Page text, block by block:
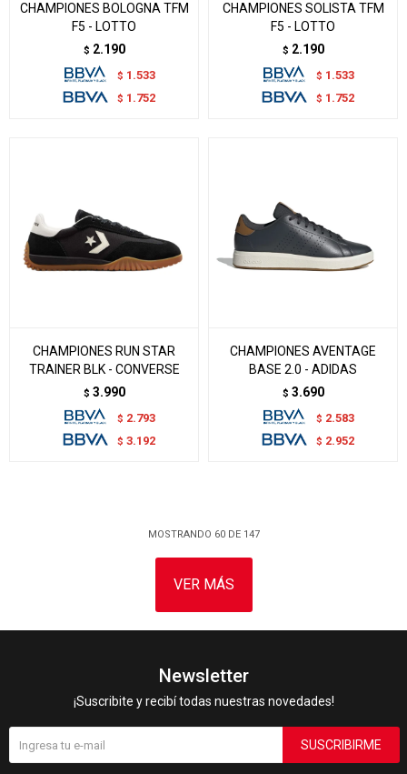
CHAMPIONES BOLOGNA TFM
F5 - LOTTO
$ 2.190
$ 1.533
$ 1.752
CHAMPIONES SOLISTA TFM
F5 - LOTTO
$ 2.190
$ 1.533
$ 1.752
CHAMPIONES RUN STAR
TRAINER BLK - CONVERSE
$ 3.990
$ 2.793
$ 3.192
CHAMPIONES AVENTAGE
BASE 2.0 - ADIDAS
$ 3.690
$ 2.583
$ 2.952
MOSTRANDO 60DE 147
VER MÁS
Newsletter
¡Suscribite y recibí todas nuestras novedades!
SUSCRIBIRME